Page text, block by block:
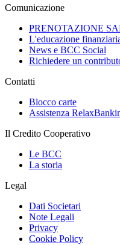
Comunicazione
PRENOTAZIONE
L'educazione
News e BCC Social
Richiedere un
Contatti
Blocco carte
Assistenza
Il Credito Cooperativo
Le BCC
La storia
Legal
Dati Societari
Note Legali
Privacy
Cookie Policy